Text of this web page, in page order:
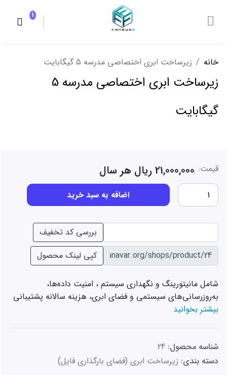
1
خانه زیرساخت ابری اختصاصی مدرسه 5 گیگابایت
زیرساخت ابری اختصاصی مدرسه 5
گیگابایت
قیمت: 21,000,000 ریال هر سال
اضافه به سبد خرید
Password
بررسی کد تخفیف
Password
کپی لینک محصول
شامل مانیتورینگ و نگهداری سیستم ، امنیت داده‌ها،
به‌روزرسانی‌های سیستمی و فضای ابری، هزینه سالانه پشتیبانی
بیشتر بخوانید
شناسه محصول:24
دسته بندی: زیرساخت ابری (فضای بارگذاری فایل)